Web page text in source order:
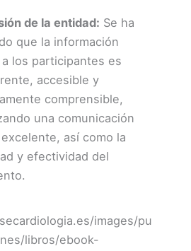
de la entidad: Se ha
que la información
los participantes es
accesible y
comprensible,
una comunicación
así como la
y efectividad del
images/pu
libros/ebook-